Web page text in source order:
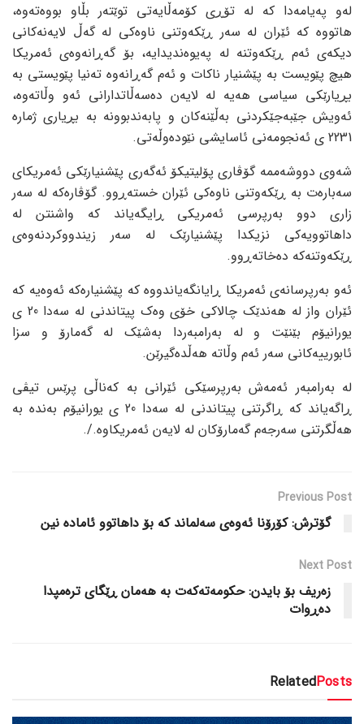
لەو پەیامەدا کە لە تۆڕی کۆمەڵایەتی توێتەر بڵاو بووەتەوە،
هاتووە کە ئێران لە سەر ڕێکەوتنی ناوەکی لە گەڵ لایەنەکانی
دیکەی ئەم ڕێکەوتنە لە پەیوەندیدایە، بۆ گەڕانەوەی ئەمریکا
هیچ پێویست بە پێشنیار ناکات و ئەم گەڕانەوە تەنیا پێویستی بە
بڕیارێکی سیاسی هەیە لە لایەن دەسەڵاتدارانی ئەو وڵاتەوە،
ئەویش جێبەجێکردنی بەڵێنەکان و پابەندبوونە بە بڕیاری ژمارە
2231 ی ئەنجومەنی ئاسایشی نێودەوڵەتی.
شەوی دووشەممە گۆڤاری پۆلیتیکۆ ئەگەری پێشنیارێکی ئەمریکای
سەبارەت بە ڕێکەوتنی ناوەکی ئێران خستەڕوو. گۆڤارەکە لە سەر
زاری دوو بەرپرسی ئەمریکی ڕایگەیاند کە واشنتن لە
داهاتوویەکی نزیکدا پێشنیارێک لە سەر زیندووکردنەوەی
ڕێکەوتنەکە دەخاتەڕوو.
ئەو بەرپرسانەی ئەمریکا ڕایانگەیاندووە کە پێشنیارەکە ئەوەیە کە
ئێران واز لە هەندێک چالاکی خۆی وەک پیتاندنی لە سەدا 20 ی
یورانیۆم بێنێت و لە بەرامبەردا بەشێک لە گەمارۆ و سزا
ئابورییەکانی سەر ئەم وڵاتە هەڵدەگیرێن.
لە بەرامبەر ئەمەش بەرپرسێکی ئێرانی بە کەناڵی پرێس تیڤی
ڕاگەیاند کە ڕاگرتنی پیتاندنی لە سەدا 20 ی یورانیۆم بەندە بە
هەڵگرتنی سەرجەم گەمارۆکان لە لایەن ئەمریکاوە./.
Previous Post
گۆترش: کۆرۆنا ئەوەی سەلماند کە بۆ داهاتوو ئامادە نین
Next Post
زەریف بۆ بایدن: حکومەتەکەت بە هەمان ڕێگای ترەمپدا
دەڕوات
RelatedPosts